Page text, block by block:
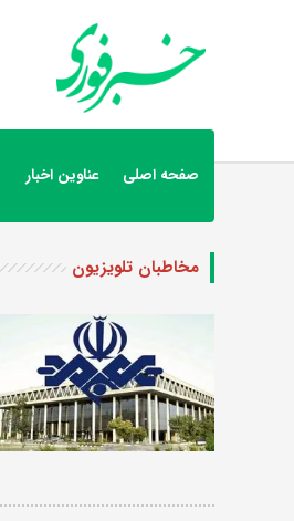
صفحه اصلی عناوین اخبار
مخاطبان تلویزیون